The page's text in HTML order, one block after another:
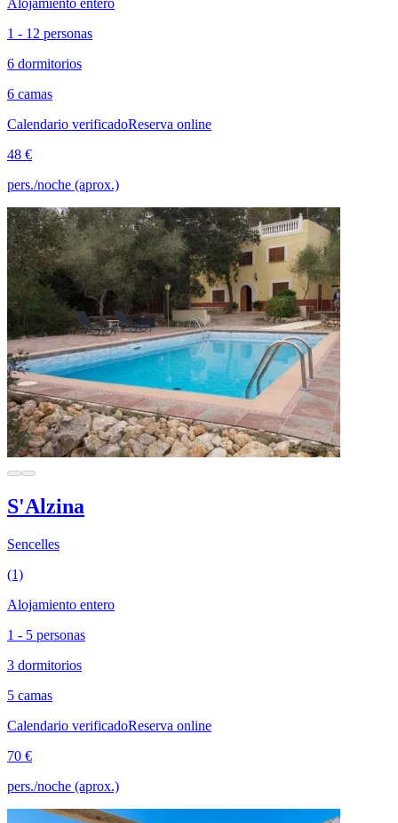
Alojamiento entero
1 - 12 personas
6 dormitorios
6 camas
Calendario verificadoReserva online
48 €
pers./noche (aprox.)
S'Alzina
Sencelles
(1)
Alojamiento entero
1 - 5 personas
3 dormitorios
5 camas
Calendario verificadoReserva online
70 €
pers./noche (aprox.)